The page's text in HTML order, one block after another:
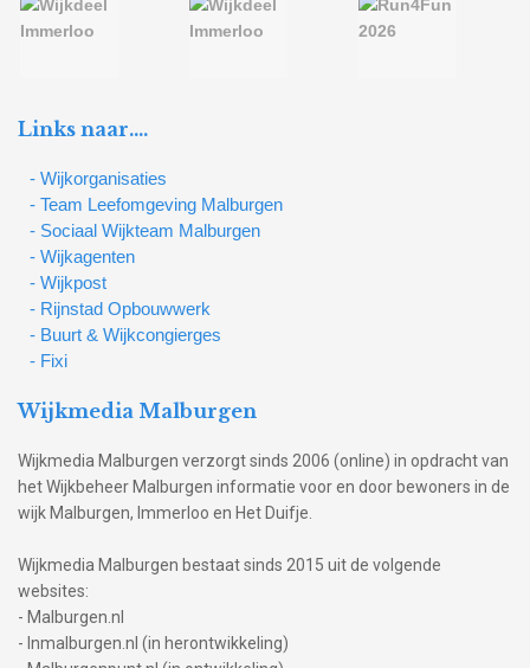
Links naar….
- Wijkorganisaties
- Team Leefomgeving Malburgen
- Sociaal Wijkteam Malburgen
- Wijkagenten
- Wijkpost
- Rijnstad Opbouwwerk
- Buurt & Wijkcongierges
- Fixi
Wijkmedia Malburgen
Wijkmedia Malburgen verzorgt sinds 2006 (online) in opdracht van
het Wijkbeheer Malburgen informatie voor en door bewoners in de
wijk Malburgen, Immerloo en Het Duifje.
Wijkmedia Malburgen bestaat sinds 2015 uit de volgende
websites:
- Malburgen.nl
- Inmalburgen.nl (in herontwikkeling)